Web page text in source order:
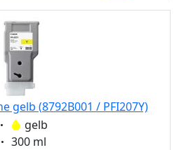
gelb (8792B001 / PFI207Y)
Eigenschaft:
gelb
Eigenschaft:
300 ml